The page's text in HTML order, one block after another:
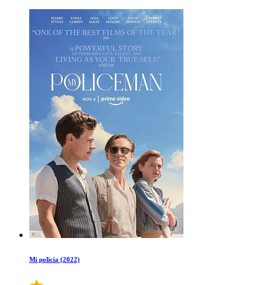
Mi policía (2022)